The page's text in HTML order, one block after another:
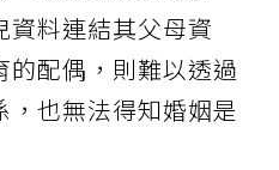
資料連結其父母資
配偶，則難以透過
也無法得知婚姻是